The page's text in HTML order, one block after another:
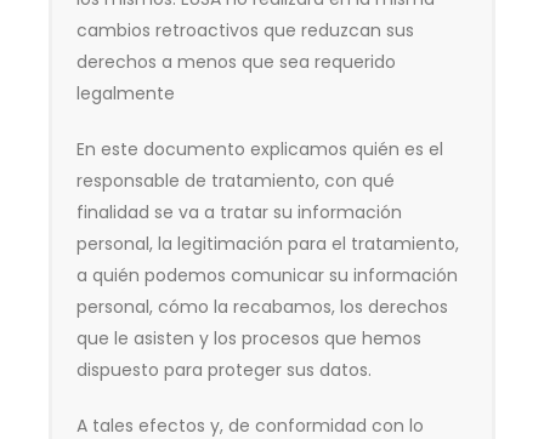
cambios retroactivos que reduzcan sus
derechos a menos que sea requerido
legalmente
En este documento explicamos quién es el
responsable de tratamiento, con qué
finalidad se va a tratar su información
personal, la legitimación para el tratamiento,
a quién podemos comunicar su información
personal, cómo la recabamos, los derechos
que le asisten y los procesos que hemos
dispuesto para proteger sus datos.
A tales efectos y, de conformidad con lo